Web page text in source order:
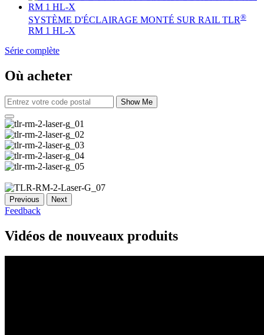
SYSTÈME D'ÉCLAIRAGE MONTÉ SUR RAIL TLR®
RM 1 HL-X
Série complète
Où acheter
Show Me
Previous Next
Feedback
Vidéos de nouveaux produits